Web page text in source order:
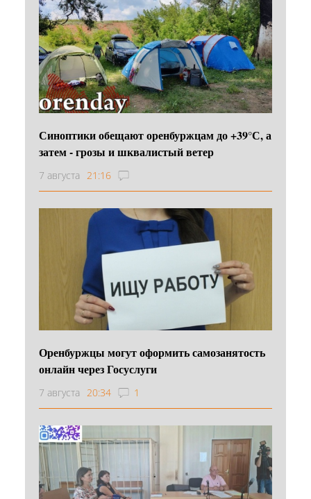
Синоптики обещают оренбуржцам до +39°С, а
затем - грозы и шквалистый ветер
7 августа 21:16
Оренбуржцы могут оформить самозанятость
онлайн через Госуслуги
7 августа 20:34 1